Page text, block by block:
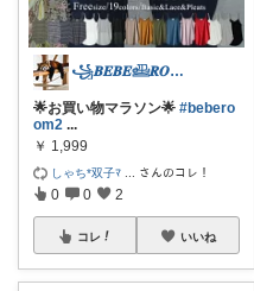
꧁𝑩𝑬𝑩𝑬𓊝𝑹𝑶𝑶𝑴꧂
🌟お買い物マラソン🌟 #bebero
om2 ...
￥ 1,999
しゃち*双子ﾏ さんのコレ！
0 0 2
コレ いいね